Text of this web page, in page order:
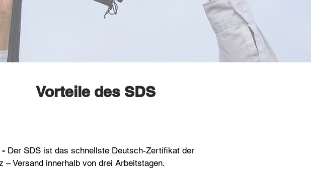
Vorteile des SDS
- Der SDS ist das schnellste Deutsch-Zertifikat der
– Versand innerhalb von drei Arbeitstagen.